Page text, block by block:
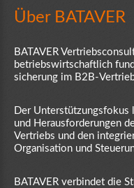
Über BATAVER
BATAVER
betriebswirtschaftlich
sicherung im B2B-
Der Unterstützungsfokus
und Herausforderungen
Vertriebs und den
Organisation und
BATAVER verbindet die